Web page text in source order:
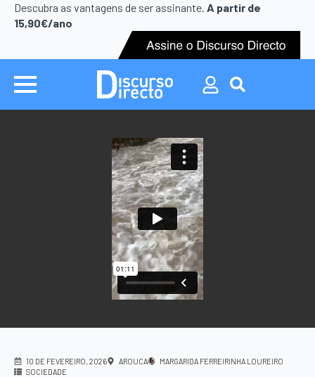
Descubra as vantagens de ser assinante. A partir de
15,90€/ano
Search
Search
10 DE FEVEREIRO, 2026 AROUCA
MARGARIDA FERREIRINHA LOUREIRO
SOCIEDADE